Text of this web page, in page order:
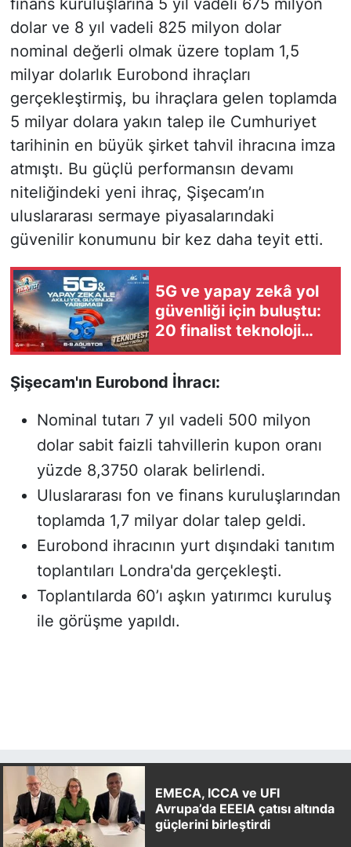
finans kuruluşlarına 5 yıl vadeli 675 milyon
dolar ve 8 yıl vadeli 825 milyon dolar
nominal değerli olmak üzere toplam 1,5
milyar dolarlık Eurobond ihraçları
gerçekleştirmiş, bu ihraçlara gelen toplamda
5 milyar dolara yakın talep ile Cumhuriyet
tarihinin en büyük şirket tahvil ihracına imza
atmıştı. Bu güçlü performansın devamı
niteliğindeki yeni ihraç, Şişecam’ın
uluslararası sermaye piyasalarındaki
güvenilir konumunu bir kez daha teyit etti.
5G ve yapay zekâ yol
güvenliği için buluştu:
20 finalist teknoloji
Şişecam'ın Eurobond İhracı:
Nominal tutarı 7 yıl vadeli 500 milyon
dolar sabit faizli tahvillerin kupon oranı
yüzde 8,3750 olarak belirlendi.
Uluslararası fon ve finans kuruluşlarından
toplamda 1,7 milyar dolar talep geldi.
Eurobond ihracının yurt dışındaki tanıtım
toplantıları Londra'da gerçekleşti.
Toplantılarda 60’ı aşkın yatırımcı kuruluş
ile görüşme yapıldı.
EMECA, ICCA ve UFI
Avrupa’da EEEIA çatısı altında
güçlerini birleştirdi